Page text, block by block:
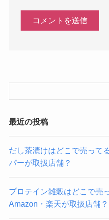
最近の投稿
だし茶漬けはどこで売って
パーが取扱店舗？
プロテイン雑穀はどこで売
Amazon・楽天が取扱店舗？